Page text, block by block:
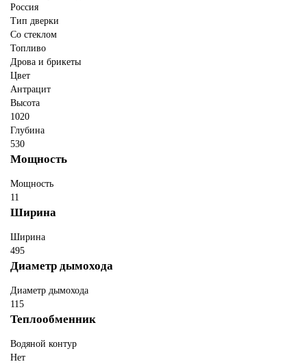
Россия
Тип дверки
Со стеклом
Топливо
Дрова и брикеты
Цвет
Антрацит
Высота
1020
Глубина
530
Мощность
Мощность
11
Ширина
Ширина
495
Диаметр дымохода
Диаметр дымохода
115
Теплообменник
Водяной контур
Нет